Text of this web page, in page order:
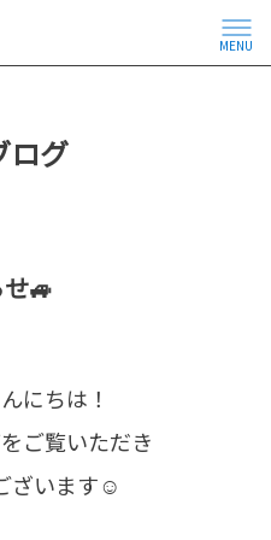
MENU
ログ
🚙
にちは！
ご覧いただき
ざいます☺